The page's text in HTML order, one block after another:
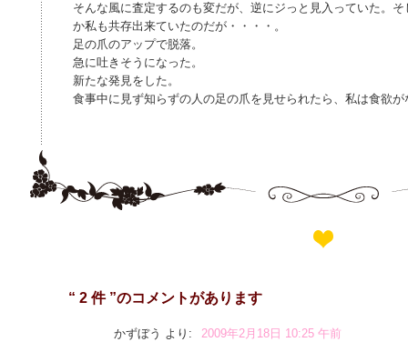
そんな風に査定するのも変だが、逆にジっと見入っていた。
か私も共存出来ていたのだが・・・・。
足の爪のアップで脱落。
急に吐きそうになった。
新たな発見をした。
食事中に見ず知らずの人の足の爪を見せられたら、私は食欲
“ 2 件 ”のコメントがあります
かずぼう より: 2009年2月18日 10:25 午前